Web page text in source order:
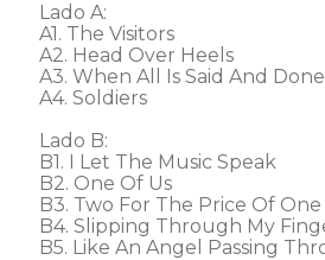
Lado A:
A1. The Visitors
A2. Head Over Heels
A3. When All Is Said And Done
A4. Soldiers
Lado B:
B1. I Let The Music Speak
B2. One Of Us
B3. Two For The Price Of One
B4. Slipping Through My
B5. Like An Angel Passing